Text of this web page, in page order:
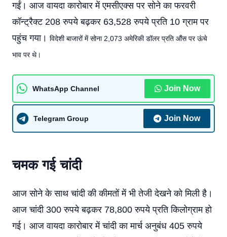
गईं। आज वायदा कारोबार में एमसीएक्स पर सोने का फरवरी
कॉन्ट्रैक्ट 208 रुपये बढ़कर 63,528 रुपये प्रति 10 ग्राम पर
पहुंच गया। विदेशी बाजारों में सोना 2,073 अमेरिकी डॉलर प्रति औंस पर ऊंचे
भाव पर थे।
WhatsApp Channel Join Now
Telegram Group Join Now
चमक गई चांदी
आज सोने के साथ चांदी की कीमतों में भी तेजी देखने को मिली है।
आज चांदी 300 रुपये बढ़कर 78,800 रुपये प्रति किलोग्राम हो
गई। आज वायदा कारोबार में चांदी का मार्च अनुबंध 405 रुपये